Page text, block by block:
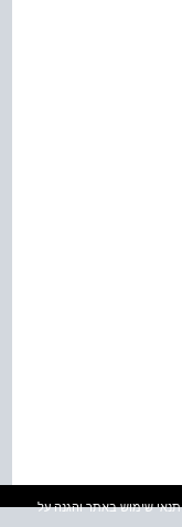
תנאי שימוש באתר והגנה על